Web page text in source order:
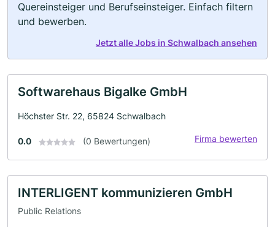
Quereinsteiger und Berufseinsteiger. Einfach filtern
und bewerben.
Jetzt alle Jobs in Schwalbach ansehen
Softwarehaus Bigalke GmbH
Höchster Str. 22, 65824 Schwalbach
0.0 (0 Bewertungen) Firma bewerten
INTERLIGENT kommunizieren GmbH
Public Relations